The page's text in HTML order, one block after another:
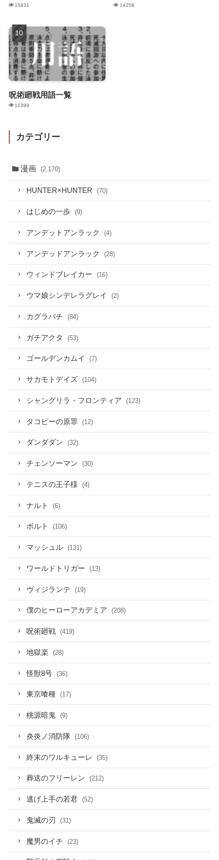
15831 14258
呪術廻戦用語一覧
11399
カテゴリー
漫画 (2,170)
HUNTER×HUNTER (70)
はじめの一歩 (9)
アンデットアンラック (4)
アンデッドアンラック (28)
ウィンドブレイカー (16)
ウマ娘シンデレラグレイ (2)
カグラバチ (84)
ガチアクタ (53)
ゴールデンカムイ (7)
サカモトデイズ (104)
シャングリラ・フロンティア (123)
タコピーの原罪 (12)
ダンダダン (32)
チェンソーマン (30)
テニスの王子様 (4)
ナルト (6)
ボルト (106)
マッシュル (131)
ワールドトリガー (13)
ヴィジランテ (19)
僕のヒーローアカデミア (208)
呪術廻戦 (419)
地獄楽 (28)
怪獣8号 (36)
東京喰種 (17)
桃源暗鬼 (9)
炎炎ノ消防隊 (106)
終末のワルキューレ (35)
葬送のフリーレン (212)
逃げ上手の若君 (52)
鬼滅の刃 (31)
魔男のイチ (23)